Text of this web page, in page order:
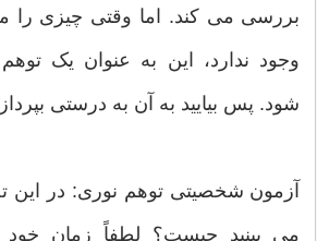
بررسی می کند. اما وقتی چیزی را
وجود ندارد، این به عنوان یک
شود. پس بیایید به آن به درستی
آزمون شخصیتی توهم نوری: در این
می بینید چیست؟ لطفاً زمان